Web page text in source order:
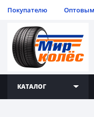
Покупателю Оптовым
КАТАЛОГ